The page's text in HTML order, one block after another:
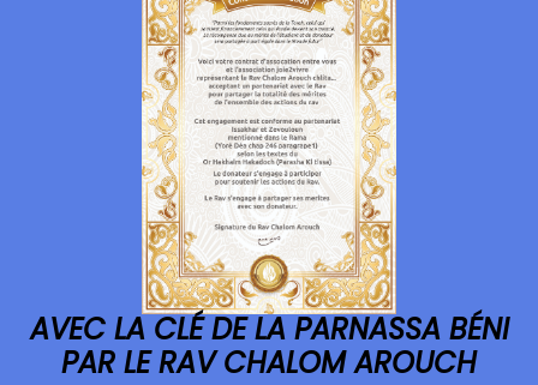
AVEC LA CLÉ DE LA PARNASSA BÉNI
PAR LE RAV CHALOM AROUCH